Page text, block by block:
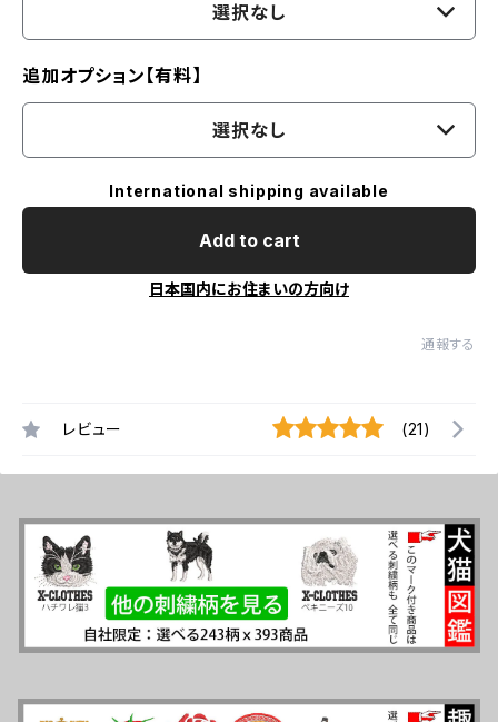
選択なし
追加オプション【有料】
選択なし
International shipping available
Add to cart
日本国内にお住まいの方向け
通報する
レビュー (21)